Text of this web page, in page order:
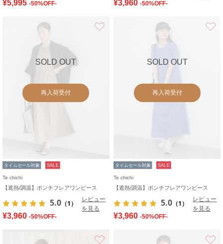
¥5,995 -50%OFF-
¥3,960 -50%OFF-
SOLD OUT
再入荷受付
タイムセール対象 SALE
Te chichi
【遮熱/調温】ポンチフレアワンピース
5.0 （1）
レビュー
を見る
¥3,960 -50%OFF-
SOLD OUT
再入荷受付
タイムセール対象 SALE
Te chichi
【遮熱/調温】ポンチフレアワンピース
5.0 （1）
レビュー
を見る
¥3,960 -50%OFF-